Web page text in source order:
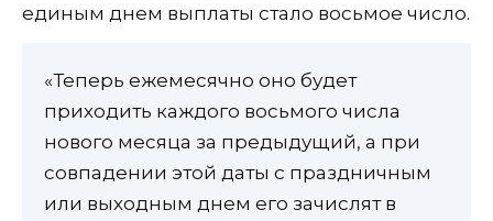
единым днем выплаты стало восьмое число.
«Теперь ежемесячно оно будет
приходить каждого восьмого числа
нового месяца за предыдущий, а при
совпадении этой даты с праздничным
или выходным днем его зачислят в